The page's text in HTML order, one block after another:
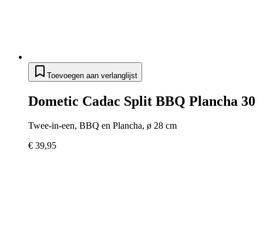
Toevoegen aan verlanglijst
Dometic Cadac Split BBQ Plancha 30
Twee-in-een, BBQ en Plancha, ø 28 cm
€ 39,95